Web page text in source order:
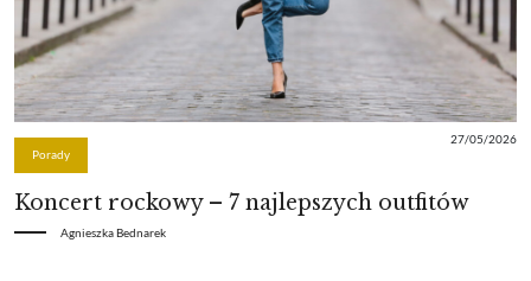
Porady
27/05/2026
Koncert rockowy – 7 najlepszych outfitów
Agnieszka Bednarek